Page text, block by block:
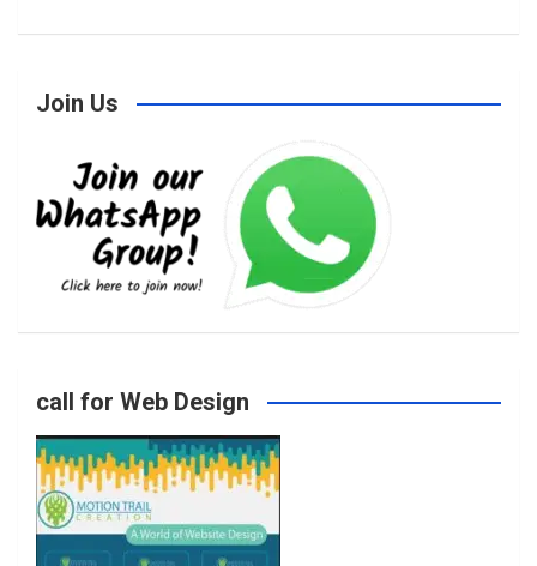
e
b
o
k
s
r
a
i u
Join Us
call for Web Design